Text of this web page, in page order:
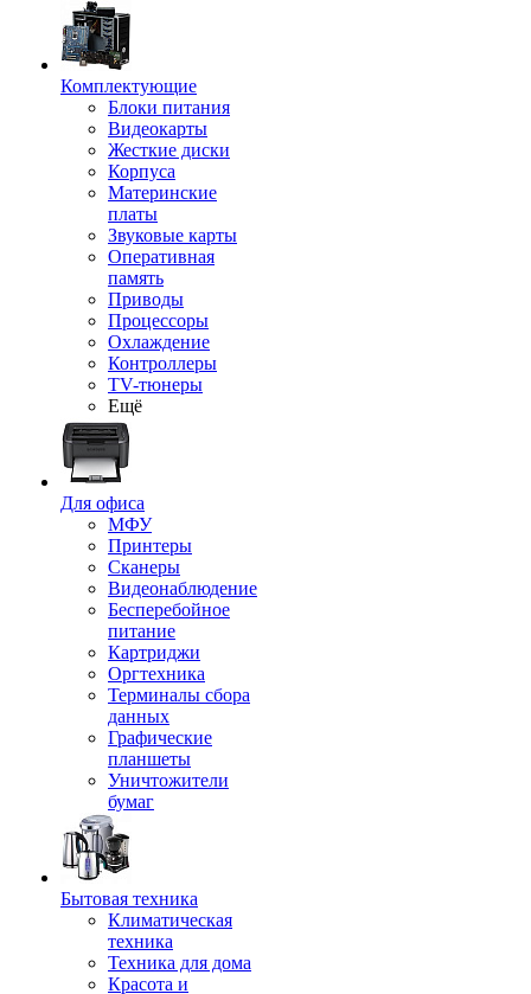
Комплектующие
Блоки питания
Видеокарты
Жесткие диски
Корпуса
Материнские
платы
Звуковые карты
Оперативная
память
Приводы
Процессоры
Охлаждение
Контроллеры
TV-тюнеры
Ещё
Для офиса
МФУ
Принтеры
Сканеры
Видеонаблюдение
Бесперебойное
питание
Картриджи
Оргтехника
Терминалы сбора
данных
Графические
планшеты
Уничтожители
бумаг
Бытовая техника
Климатическая
техника
Техника для дома
Красота и